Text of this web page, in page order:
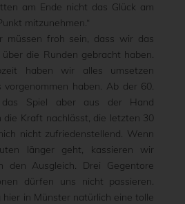
am Ende nicht das Glück am
mitzunehmen.“
müssen froh sein, dass wir das
die Runden gebracht haben.
haben wir alles umsetzen
haben. Ab der 60.
Spiel aber aus der Hand
die Kraft nachlässt, die letzten 30
nicht zufriedenstellend. Wenn
länger geht, kassieren wir
den Ausgleich. Drei Gegentore
dürfen uns nicht passieren.
hier in Münster natürlich eine tolle